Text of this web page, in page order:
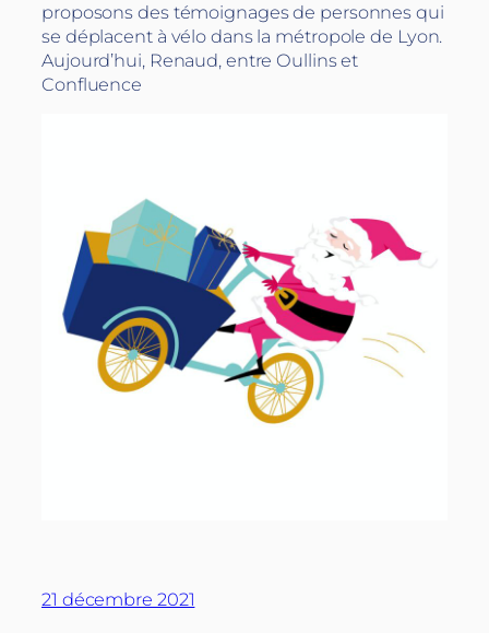
proposons des témoignages de personnes qui
se déplacent à vélo dans la métropole de Lyon.
Aujourd’hui, Renaud, entre Oullins et
Confluence
21 décembre 2021